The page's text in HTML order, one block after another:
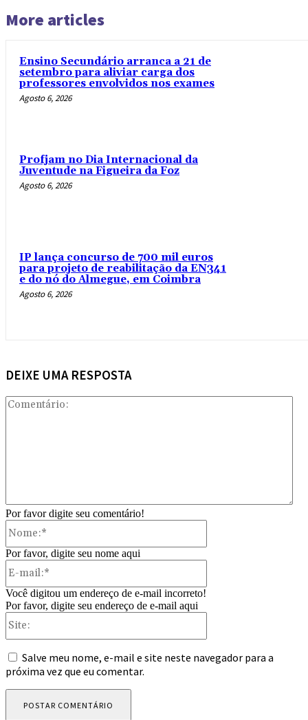
More articles
Ensino Secundário arranca a 21 de
setembro para aliviar carga dos
professores envolvidos nos exames
Agosto 6, 2026
Profjam no Dia Internacional da
Juventude na Figueira da Foz
Agosto 6, 2026
IP lança concurso de 700 mil euros
para projeto de reabilitação da EN341
e do nó do Almegue, em Coimbra
Agosto 6, 2026
DEIXE UMA RESPOSTA
Por favor digite seu comentário!
Por favor, digite seu nome aqui
Você digitou um endereço de e-mail incorreto!
Por favor, digite seu endereço de e-mail aqui
Salve meu nome, e-mail e site neste navegador para a
próxima vez que eu comentar.